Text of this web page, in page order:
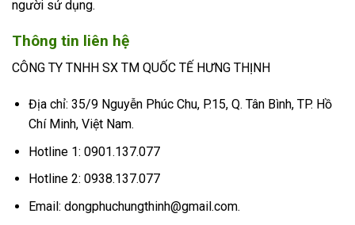
người sử dụng.
Thông tin liên hệ
CÔNG TY TNHH SX TM QUỐC TẾ HƯNG THỊNH
Địa chỉ: 35/9 Nguyễn Phúc Chu, P.15, Q. Tân Bình, TP. Hồ
Chí Minh, Việt Nam.
Hotline 1: 0901.137.077
Hotline 2: 0938.137.077
Email: dongphuchungthinh@gmail.com.